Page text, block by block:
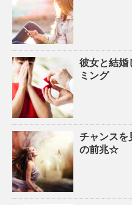
彼女と結婚
ミング
チャンスを
の前兆☆